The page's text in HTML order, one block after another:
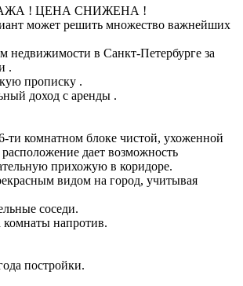
! ЦЕНА СНИЖЕНА !
может решить множество важнейших
недвижимости в Санкт-Петербурге за
.
прописку .
доход с аренды .
ти комнатном блоке чистой, ухоженной
дает возможность
прихожую в коридоре.
видом на город, учитывая
соседи.
напротив.
постройки.